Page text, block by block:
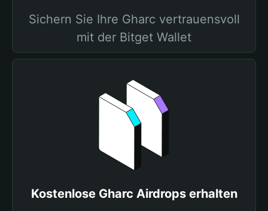
Sichern Sie Ihre Gharc vertrauensvoll
mit der Bitget Wallet
Kostenlose Gharc Airdrops erhalten